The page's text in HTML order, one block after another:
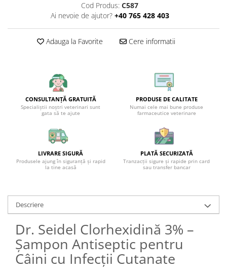
Cod Produs: C587
Ai nevoie de ajutor? +40 765 428 403
Adauga la Favorite Cere informatii
CONSULTANȚĂ GRATUITĂ
Specialiștii noștri veterinari sunt
gata să te ajute
PRODUSE DE CALITATE
Numai cele mai bune produse
farmaceutice veterinare
LIVRARE SIGURĂ
Produsele ajung în siguranță și rapid
la tine acasă
PLATĂ SECURIZATĂ
Tranzacții sigure și rapide prin card
sau transfer bancar
Descriere
Dr. Seidel Clorhexidină 3% –
Șampon Antiseptic pentru
Câini cu Infecții Cutanate